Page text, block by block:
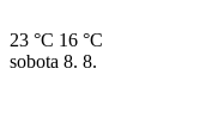
23 °C 16 °C
sobota 8. 8.